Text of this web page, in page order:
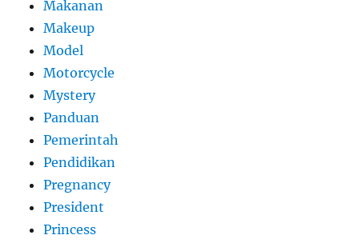
Makanan
Makeup
Model
Motorcycle
Mystery
Panduan
Pemerintah
Pendidikan
Pregnancy
President
Princess